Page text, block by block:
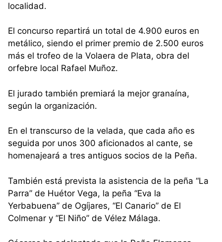
localidad.
El concurso repartirá un total de 4.900 euros en
metálico, siendo el primer premio de 2.500 euros
más el trofeo de la Volaera de Plata, obra del
orfebre local Rafael Muñoz.
El jurado también premiará la mejor granaína,
según la organización.
En el transcurso de la velada, que cada año es
seguida por unos 300 aficionados al cante, se
homenajeará a tres antiguos socios de la Peña.
También está prevista la asistencia de la peña “La
Parra” de Huétor Vega, la peña “Eva la
Yerbabuena” de Ogíjares, “El Canario” de El
Colmenar y “El Niño” de Vélez Málaga.